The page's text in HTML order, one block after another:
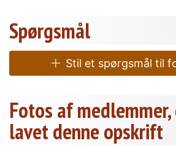
Spørgsmål
Stil et spørgsmål til
Fotos af
lavet denne opskrift